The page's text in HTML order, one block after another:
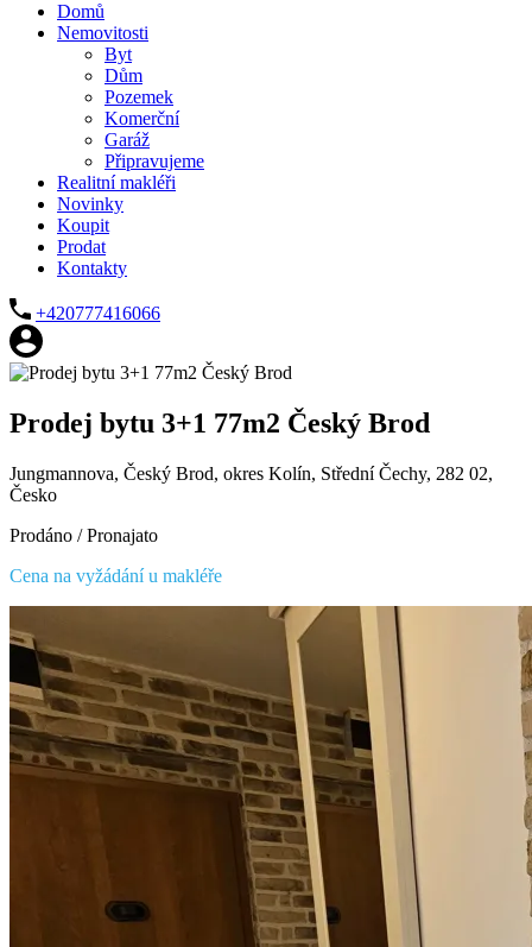
Domů
Nemovitosti
Byt
Dům
Pozemek
Komerční
Garáž
Připravujeme
Realitní makléři
Novinky
Koupit
Prodat
Kontakty
+420777416066
Prodej bytu 3+1 77m2 Český Brod
Jungmannova, Český Brod, okres Kolín, Střední Čechy, 282 02,
Česko
Prodáno / Pronajato
Cena na vyžádání u makléře